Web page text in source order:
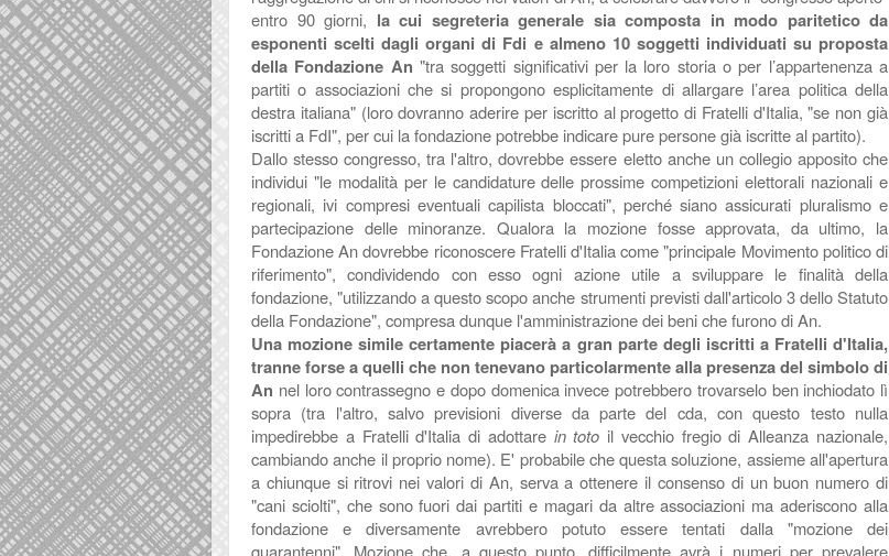
entro 90 giorni, la cui segreteria generale sia composta in modo paritetico da
esponentiscelti dagli organi di Fdi e almeno 10 soggetti individuati su proposta
della Fondazione An "tra soggetti significativi per la loro storia o per l’appartenenza a
partiti o associazioni che si propongono esplicitamente di allargare l’area politica della
destra italiana" (loro dovranno aderire per iscritto al progetto di Fratelli d'Italia, "se non già
iscritti a FdI", per cui la fondazione potrebbe indicare pure persone già iscritte al partito).
Dallo stesso congresso, tra l'altro, dovrebbe essere eletto anche un collegio apposito che
individui "le modalità per le candidature delle prossime competizioni elettorali nazionali e
regionali, ivi compresi eventuali capilista bloccati", perché siano assicurati pluralismo e
partecipazione delle minoranze. Qualora la mozione fosse approvata, da ultimo, la
Fondazione An dovrebbe riconoscere Fratelli d'Italia come "principale Movimento politico di
riferimento", condividendo con esso ogni azione utile a sviluppare le finalità della
fondazione, "utilizzando a questo scopo anche strumenti previsti dall'articolo 3 dello Statuto
della Fondazione", compresa dunque l'amministrazione dei beni che furono di An.
Una mozione simile certamente piacerà a gran parte degli iscritti a Fratelli d'Italia,
tranne forse a quelli che non tenevano particolarmente alla presenza del simbolo di
An nel loro contrassegno e dopo domenica invece potrebbero trovarselo ben inchiodato lì
sopra (tra l'altro, salvo previsioni diverse da parte del cda, con questo testo nulla
impedirebbe a Fratelli d'Italia di adottare in toto il vecchio fregio di Alleanza nazionale,
cambiando anche il proprio nome). E' probabile che questa soluzione, assieme all'apertura
a chiunque si ritrovi nei valori di An, serva a ottenere il consenso di un buon numero di
"cani sciolti", che sono fuori dai partiti e magari da altre associazioni ma aderiscono alla
fondazione e diversamente avrebbero potuto essere tentati dalla "mozione dei
quarantenni". Mozione che, a questo punto, difficilmente avrà i numeri per prevalere